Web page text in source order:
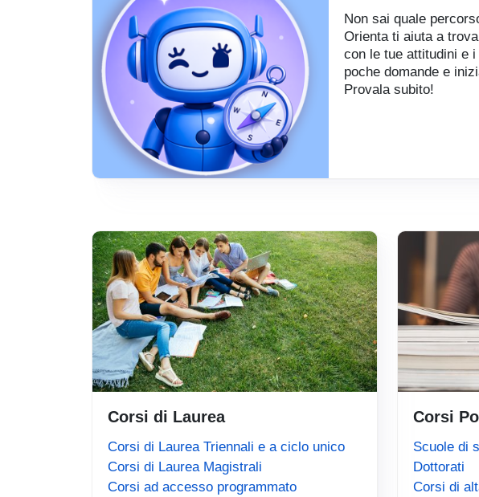
Non sai quale
Orienta ti aiuta a
con le tue attitudini e
poche domande e
Provala subito!
Corsi di Laurea
Corsi di Laurea Triennali e a ciclo unico
Corsi di Laurea Magistrali
Corsi ad accesso programmato
Corsi
Scuole di
Dottorati
Corsi di